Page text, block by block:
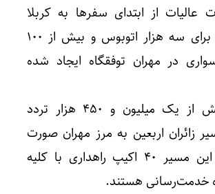
عالیات از ابتدای سفرها به کربلا
اظهار داشت: برای سه هزار اتوبوس و بیش از ۱۰۰
در مهران توفقگاه ایجاد شده
وی افزود: بیش از یک میلیون و ۴۵۰ هزار تردد
زائران اربعین به مرز مهران صورت
گرفته که در این مسیر ۴۰ اکیپ راهداری با کلیه
خدمت‌رسانی هستند.